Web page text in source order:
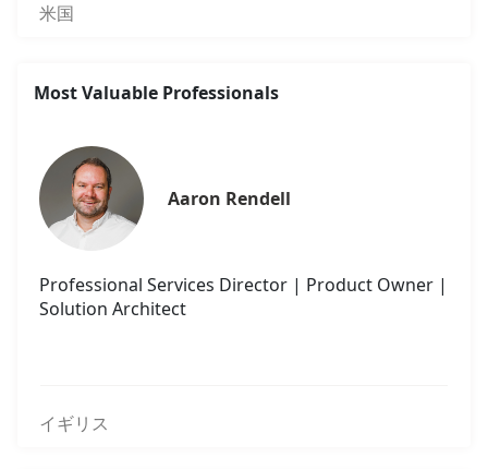
米国
Most Valuable Professionals
Aaron Rendell
Professional Services Director | Product Owner |
Solution Architect
イギリス